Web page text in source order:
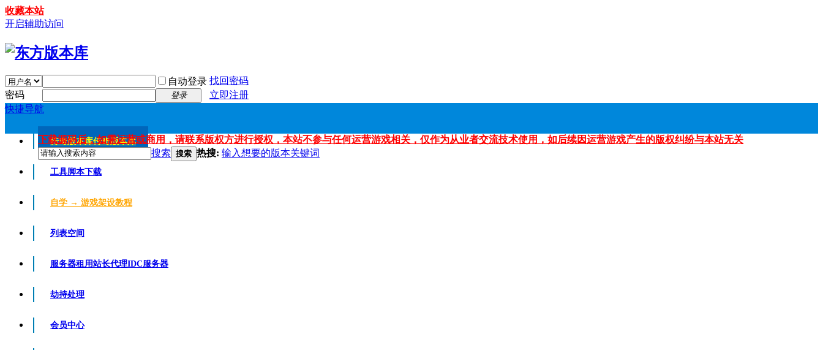
收藏本站
开启辅助访问
自动登录 找回密码
密码
登录
立即注册
快捷导航
传奇版本库传奇版本库
工具脚本下载
自学 → 游戏架设教程
列表空间
服务器租用站长代理IDC服务器
劫持处理
会员中心
下载源码后，如需运营或商用，请联系版权方进行授权，本站不参与任何运营游戏相关，仅作为从业者交流技术使用，如后续因运营游戏产生的版权纠纷与本站无关
搜索 搜索 热搜: 输入想要的版本关键词